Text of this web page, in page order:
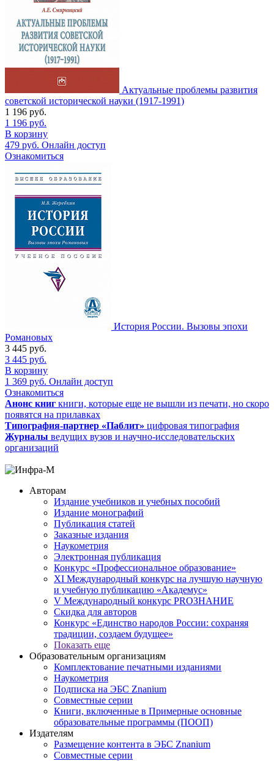
Актуальные проблемы развития
советской исторической науки (1917-1991)
1 196 руб.
1 196 руб.
В корзину
479 руб. Онлайн доступ
Ознакомиться
История России. Вызовы эпохи
Романовых
3 445 руб.
3 445 руб.
В корзину
1 369 руб. Онлайн доступ
Ознакомиться
Анонс книг книги, которые еще не вышли из печати, но скоро
появятся на прилавках
Типография-партнер «Паблит» цифровая типография
Журналы ведущих вузов и научно-исследовательских
организаций
Авторам
Издание учебников и учебных пособий
Издание монографий
Публикация статей
Заказные издания
Наукометрия
Электронная публикация
Конкурс «Профессиональное образование»
XI Международный конкурс на лучшую научную
и учебную публикацию «Академус»
V Международный конкурс PROЗНАНИЕ
Скидка для авторов
Конкурс «Единство народов России: сохраняя
традиции, создаем будущее»
Показать еще
Образовательным организациям
Комплектование печатными изданиями
Наукометрия
Подписка на ЭБС Znanium
Совместные серии
Книги, включенные в Примерные основные
образовательные программы (ПООП)
Издателям
Размещение контента в ЭБС Znanium
Совместные серии